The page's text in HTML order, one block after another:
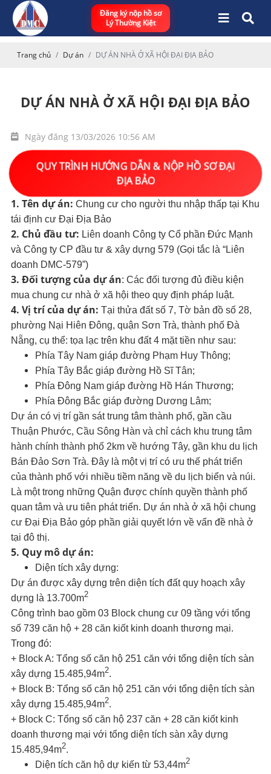
Đăng ký nộp hồ sơ
Lý Thường Kiệt
Trang chủ Dự án DỰ ÁN NHÀ Ở XÃ HỘI ĐẠI ĐỊA BẢO
DỰ ÁN NHÀ Ở XÃ HỘI ĐẠI ĐỊA BẢO
Ngày đăng 13/03/2026 10:56 AM
QUY TRÌNH HƯỚNG DẪN & NỘP HỒ SƠ ĐẠI
ĐỊA BẢO
1. Tên dự án: Chung cư cho người thu nhập thấp tại Khu
tái định cư Đại Địa Bảo
2. Chủ đầu tư: Liên doanh Công ty Cổ phần Đức Mạnh
và Công ty CP đầu tư & xây dựng 579 (Gọi tắc là “Liên
doanh DMC-579”)
3. Đối tượng của dự án: Các đối tượng đủ điều kiện
mua chung cư nhà ở xã hội theo quy định pháp luật.
4. Vị trí của dự án: Tại thửa đất số 7, Tờ bản đồ số 28,
phường Nại Hiên Đông, quận Sơn Trà, thành phố Đà
Nẵng, cụ thể: tọa lạc trên khu đất 4 mặt tiền như sau:
Phía Tây Nam giáp đường Phạm Huy Thông;
Phía Tây Bắc giáp đường Hồ Sĩ Tân;
Phía Đông Nam giáp đường Hồ Hán Thương;
Phía Đông Bắc giáp đường Dương Lâm;
Dự án có vị trí gần sát trung tâm thành phố, gần cầu
Thuận Phước, Cầu Sông Hàn và chỉ cách khu trung tâm
hành chính thành phố 2km về hướng Tây, gần khu du lịch
Bán Đảo Sơn Trà. Đây là một vị trí có ưu thế phát triển
của thành phố với nhiều tiềm năng về du lịch biển và núi.
Là một trong những Quận được chính quyền thành phố
quan tâm và ưu tiên phát triển. Dự án nhà ở xã hội chung
cư Đại Địa Bảo góp phần giải quyết lớn về vấn đề nhà ở
tại đô thị.
5. Quy mô dự án:
Diện tích xây dựng:
Dự án được xây dựng trên diện tích đất quy hoạch xây
dựng là 13.700m2
Công trình bao gồm 03 Block chung cư 09 tầng với tổng
số 739 căn hộ + 28 căn kiốt kinh doanh thương mại.
Trong đó:
+ Block A: Tổng số căn hộ 251 căn với tổng diện tích sàn
xây dựng 15.485,94m2.
+ Block B: Tổng số căn hộ 251 căn với tổng diện tích sàn
xây dựng 15.485,94m2.
+ Block C: Tổng số căn hộ 237 căn + 28 căn kiốt kinh
doanh thương mại với tổng diện tích sàn xây dựng
15.485,94m2.
Diện tích căn hộ dự kiến từ 53,44m2